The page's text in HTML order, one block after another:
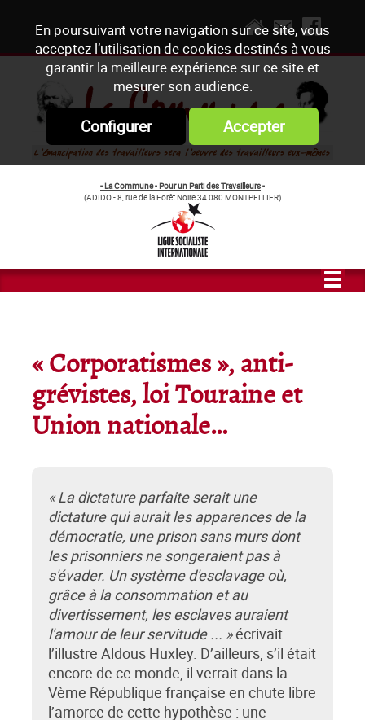
En poursuivant votre navigation sur ce site, vous
acceptez l’utilisation de cookies destinés à vous
garantir la meilleure expérience sur ce site et
mesurer son audience.
Configurer Accepter
- La Commune - Pour un Parti des Travailleurs-
(ADIDO - 8, rue de la Forêt Noire 34 080 MONTPELLIER)
« Corporatismes », anti-
grévistes, loi Touraine et
Union nationale…
« La dictature parfaite serait une
dictature qui aurait les apparences de la
démocratie, une prison sans murs dont
les prisonniers ne songeraient pas à
s'évader. Un système d'esclavage où,
grâce à la consommation et au
divertissement, les esclaves auraient
l'amour de leur servitude ... »écrivait
l’illustre Aldous Huxley. D’ailleurs, s’il était
encore de ce monde, il verrait dans la
Vème République française en chute libre
l’amorce de cette hypothèse : une